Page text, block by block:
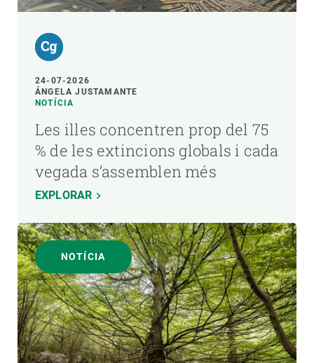
24-07-2026
ÁNGELA JUSTAMANTE
NOTÍCIA
Les illes concentren prop del 75
% de les extincions globals i cada
vegada s’assemblen més
EXPLORAR
NOTÍCIA